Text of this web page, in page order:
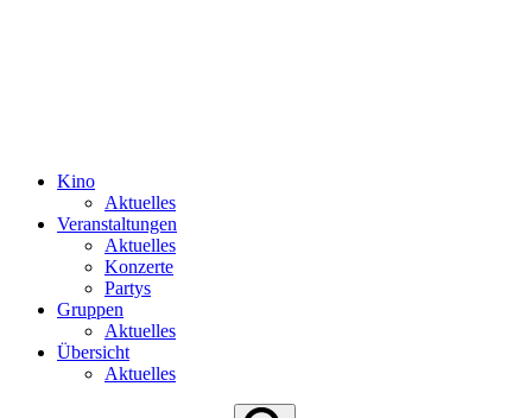
Kino
Aktuelles
Veranstaltungen
Aktuelles
Konzerte
Partys
Gruppen
Aktuelles
Übersicht
Aktuelles